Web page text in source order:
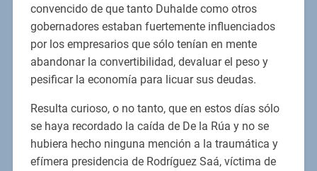
convencido de que tanto Duhalde como otros
gobernadores estaban fuertemente influenciados
por los empresarios que sólo tenían en mente
abandonar la convertibilidad, devaluar el peso y
pesificar la economía para licuar sus deudas.
Resulta curioso, o no tanto, que en estos días sólo
se haya recordado la caída de De la Rúa y no se
hubiera hecho ninguna mención a la traumática y
efímera presidencia de Rodríguez Saá, víctima de